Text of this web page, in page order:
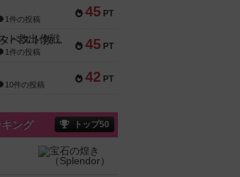
45 PT
1件の投稿
45 PT
Bitter End ブタペスト救出作戦
1件の投稿
42 PT
10件の投稿
ング トップ50